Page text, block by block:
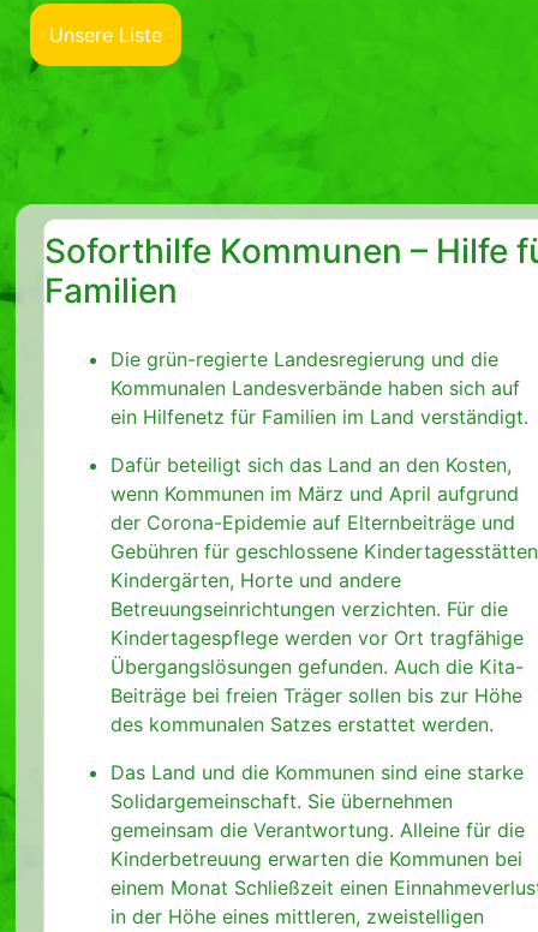
Unsere Liste
Soforthilfe Kommunen – Hilfe
Familien
Die grün-regierte Landesregierung und die
Kommunalen Landesverbände haben sich auf
ein Hilfenetz für Familien im Land verständigt.
Dafür beteiligt sich das Land an den Kosten,
wenn Kommunen im März und April aufgrund
der Corona-Epidemie auf Elternbeiträge und
Gebühren für geschlossene
Kindergärten, Horte und andere
Betreuungseinrichtungen verzichten. Für die
Kindertagespflege werden vor Ort tragfähige
Übergangslösungen gefunden. Auch die Kita-
Beiträge bei freien Träger sollen bis zur Höhe
des kommunalen Satzes erstattet werden.
Das Land und die Kommunen sind eine starke
Solidargemeinschaft. Sie übernehmen
gemeinsam die Verantwortung. Alleine für die
Kinderbetreuung erwarten die Kommunen bei
einem Monat Schließzeit einen
in der Höhe eines mittleren, zweistelligen